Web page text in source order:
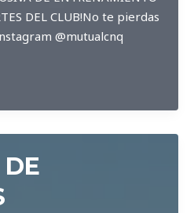
DEL CLUB!No te pierdas
@mutualcnq